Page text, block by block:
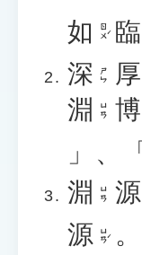
如 ㄖㄨˊ 臨
深 ㄕㄣ 厚
淵
ㄩㄢ 博
」、「
淵
ㄩㄢ 源
源 ㄩㄢˊ 。